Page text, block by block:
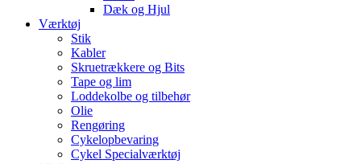
Dæk og Hjul
Værktøj
Stik
Kabler
Skruetrækkere og Bits
Tape og lim
Loddekolbe og tilbehør
Olie
Rengøring
Cykelopbevaring
Cykel Specialværktøj